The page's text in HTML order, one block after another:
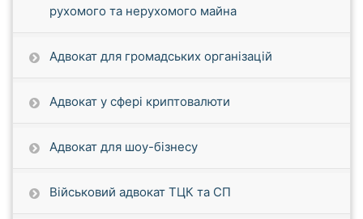
рухомого та нерухомого майна
Адвокат для громадських організацій
Адвокат у сфері криптовалюти
Адвокат для шоу-бізнесу
Військовий адвокат ТЦК та СП